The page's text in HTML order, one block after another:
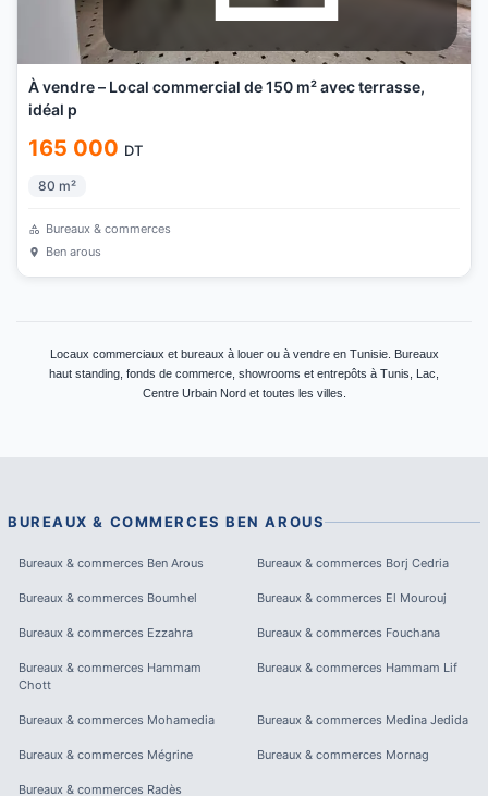
À vendre – Local commercial de 150 m² avec terrasse,
idéal p
165 000 DT
80 m²
Bureaux & commerces
Ben arous
Locaux commerciaux et bureaux à louer ou à vendre en Tunisie. Bureaux
haut standing, fonds de commerce, showrooms et entrepôts à Tunis, Lac,
Centre Urbain Nord et toutes les villes.
BUREAUX & COMMERCES BEN AROUS
Bureaux & commerces Ben Arous Bureaux & commerces Borj Cedria
Bureaux & commerces Boumhel Bureaux & commerces El Mourouj
Bureaux & commerces Ezzahra Bureaux & commerces Fouchana
Bureaux & commerces Hammam
Chott
Bureaux & commerces Hammam Lif
Bureaux & commerces Mohamedia Bureaux & commerces Medina Jedida
Bureaux & commerces Mégrine Bureaux & commerces Mornag
Bureaux & commerces Radès